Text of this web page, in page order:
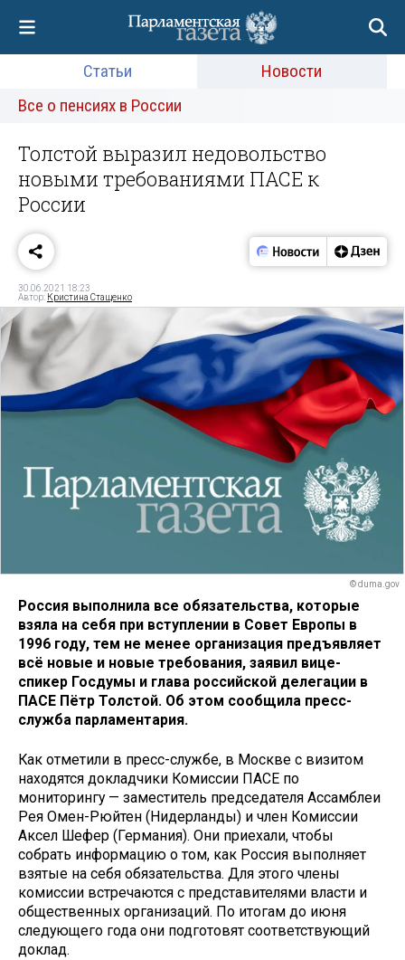
Статьи
Новости
Все о пенсиях в России
Толстой выразил недовольство
новыми требованиями ПАСЕ к
России
30.06.2021 18:23
Автор: Кристина Стащенко
© duma.gov
Россия выполнила все обязательства, которые
взяла на себя при вступлении в Совет Европы в
1996 году, тем не менее организация предъявляет
всё новые и новые требования, заявил вице-
спикер Госдумы и глава российской делегации в
ПАСЕ Пётр Толстой. Об этом сообщила пресс-
служба парламентария.
Как отметили в пресс-службе, в Москве с визитом
находятся докладчики Комиссии ПАСЕ по
мониторингу — заместитель председателя Ассамблеи
Рея Омен-Рюйтен (Нидерланды) и член Комиссии
Аксел Шефер (Германия). Они приехали, чтобы
собрать информацию о том, как Россия выполняет
взятые на себя обязательства. Для этого члены
комиссии встречаются с представителями власти и
общественных организаций. По итогам до июня
следующего года они подготовят соответствующий
доклад.